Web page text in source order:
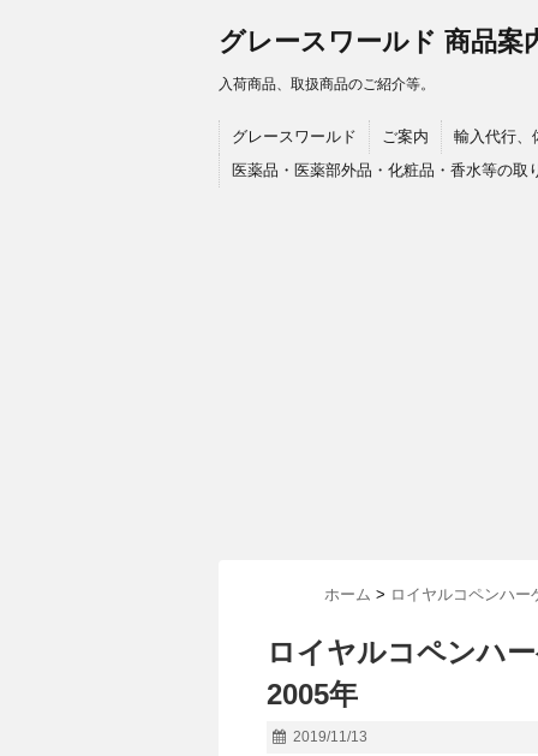
グレースワールド 商品案
入荷商品、取扱商品のご紹介等。
グレースワールド ご案内 輸入代行、
医薬品・医薬部外品・化粧品・香水等の取
ホーム > ロイヤルコペンハー
ロイヤルコペンハ
2005年
2019/11/13